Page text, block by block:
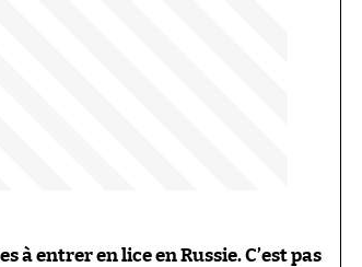
à entrer en lice en Russie. C’est pas